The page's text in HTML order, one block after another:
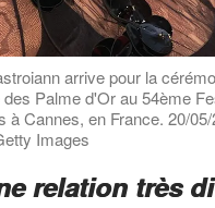
arrive pour la
Palme d'Or au 54ème
à Cannes, en France. 20/05/
Images
relation très